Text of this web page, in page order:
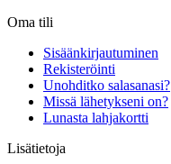
Oma tili
Sisäänkirjautuminen
Rekisteröinti
Unohditko salasanasi?
Missä lähetykseni on?
Lunasta lahjakortti
Lisätietoja